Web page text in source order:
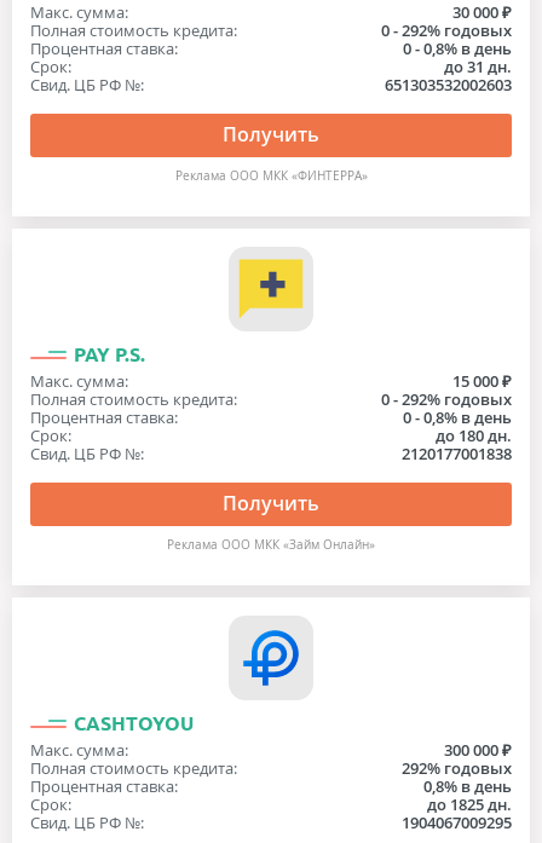
Макс. сумма:
30 000 ₽
Полная стоимость кредита:
0 - 292% годовых
Процентная ставка:
0 - 0,8% в день
Срок:
до 31 дн.
Свид. ЦБ РФ №:
651303532002603
Получить
Реклама ООО МКК «ФИНТЕРРА»
PAY P.S.
Макс. сумма:
15 000 ₽
Полная стоимость кредита:
0 - 292% годовых
Процентная ставка:
0 - 0,8% в день
Срок:
до 180 дн.
Свид. ЦБ РФ №:
2120177001838
Получить
Реклама ООО МКК «Займ Онлайн»
CASHTOYOU
Макс. сумма:
300 000 ₽
Полная стоимость кредита:
292% годовых
Процентная ставка:
0,8% в день
Срок:
до 1825 дн.
Свид. ЦБ РФ №:
1904067009295